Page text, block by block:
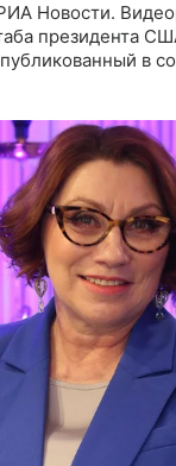
Новости.
президента
в